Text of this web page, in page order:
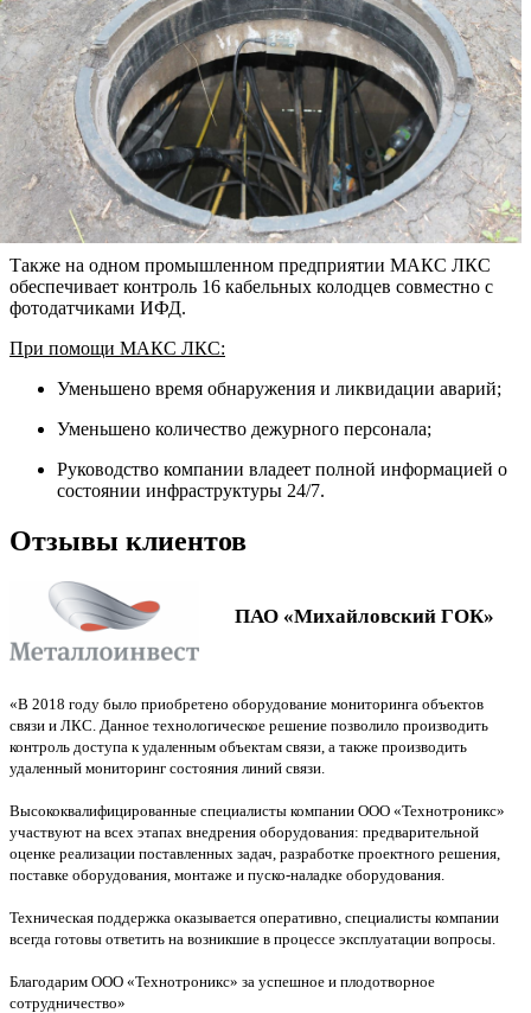
Также на одном промышленном предприятии МАКС ЛКС
обеспечивает контроль 16 кабельных колодцев совместно с
фотодатчиками ИФД.
При помощи МАКС ЛКС:
Уменьшено время обнаружения и ликвидации аварий;
Уменьшено количество дежурного персонала;
Руководство компании владеет полной информацией о
состоянии инфраструктуры 24/7.
Отзывы клиентов
ПАО «Михайловский ГОК»
«В 2018 году было приобретено оборудование мониторинга объектов
связи и ЛКС. Данное технологическое решение позволило производить
контроль доступа к удаленным объектам связи, а также производить
удаленный мониторинг состояния линий связи.
Высококвалифицированные специалисты компании ООО «Технотроникс»
участвуют на всех этапах внедрения оборудования: предварительной
оценке реализации поставленных задач, разработке проектного решения,
поставке оборудования, монтаже и пуско-наладке оборудования.
Техническая поддержка оказывается оперативно, специалисты компании
всегда готовы ответить на возникшие в процессе эксплуатации вопросы.
Благодарим ООО «Технотроникс» за успешное и плодотворное
сотрудничество»